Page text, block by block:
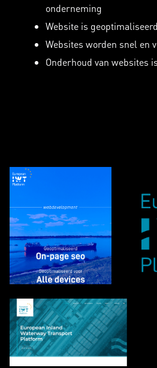
onderneming
Website is
Websites worden snel en
Onderhoud van websites